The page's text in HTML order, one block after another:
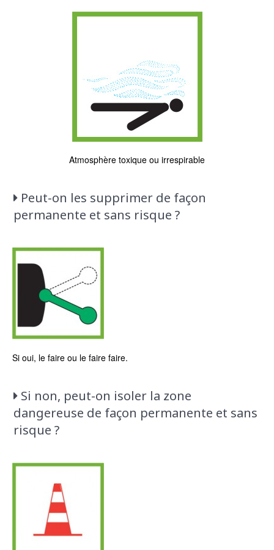
Atmosphère toxique ou irrespirable
Peut-on les supprimer de façon
permanente et sans risque ?
Si oui, le faire ou le faire faire.
Si non, peut-on isoler la zone
dangereuse de façon permanente et sans
risque ?